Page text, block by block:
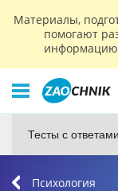
Материалы,
помогают
Тесты с ответами
Психология